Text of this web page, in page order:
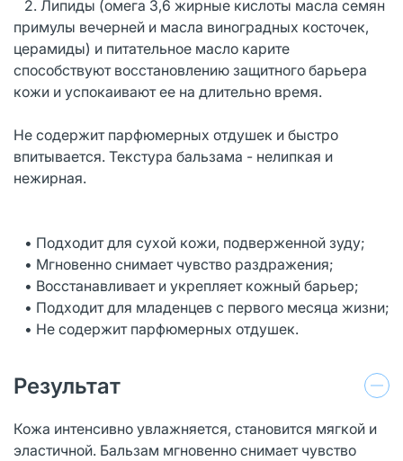
2. Липиды (омега 3,6 жирные кислоты масла семян
примулы вечерней и масла виноградных косточек,
церамиды) и питательное масло карите
способствуют восстановлению защитного барьера
кожи и успокаивают ее на длительно время.
Не содержит парфюмерных отдушек и быстро
впитывается. Текстура бальзама - нелипкая и
нежирная.
• Подходит для сухой кожи, подверженной зуду;
• Мгновенно снимает чувство раздражения;
• Восстанавливает и укрепляет кожный барьер;
• Подходит для младенцев с первого месяца жизни;
• Не содержит парфюмерных отдушек.
Результат
Кожа интенсивно увлажняется, становится мягкой и
эластичной. Бальзам мгновенно снимает чувство